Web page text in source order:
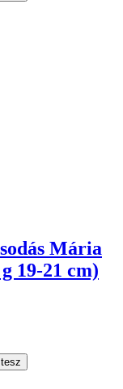
Mária
19-21 cm)